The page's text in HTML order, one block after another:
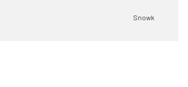
Snowk